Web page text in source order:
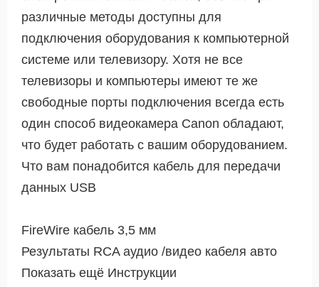
различные методы доступны для
подключения оборудования к компьютерной
системе или телевизору. Хотя не все
телевизоры и компьютеры имеют те же
свободные порты подключения всегда есть
один способ видеокамера Canon обладают,
что будет работать с вашим оборудованием.
Что вам понадобится кабель для передачи
данных USB
FireWire кабель 3,5 мм
Результаты RCA аудио /видео кабеля авто
Показать ещё Инструкции